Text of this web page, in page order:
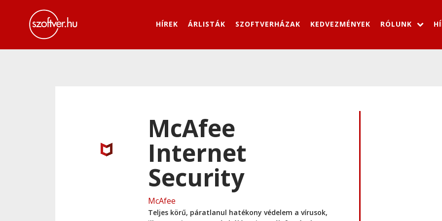
HÍREK ÁRLISTÁK SZOFTVERHÁZAK KEDVEZMÉNYEK RÓLUNK
McAfee
Internet
Security
McAfee
Teljes körű, páratlanul hatékony védelem a vírusok,